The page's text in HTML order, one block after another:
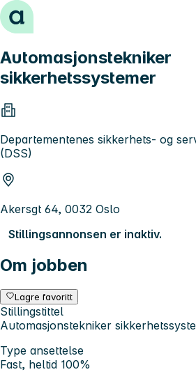
Hopp til innhold
Automasjonstekniker
sikkerhetssystemer
Departementenes sikkerhets- og
(DSS)
Akersgt 64, 0032 Oslo
Stillingsannonsen er inaktiv.
Om jobben
Lagre favoritt
Stillingstittel
Automasjonstekniker
Type ansettelse
Fast, heltid 100%